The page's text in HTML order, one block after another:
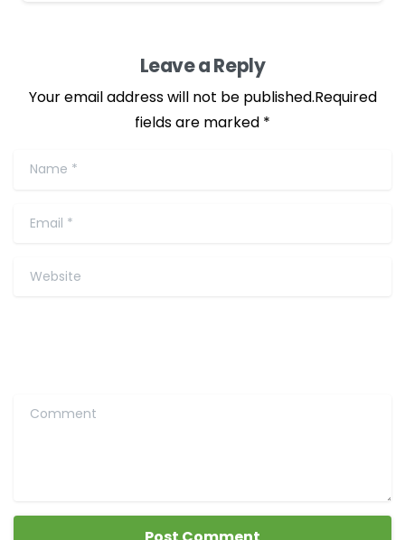
Leave a Reply
Your email address will not be published.Required
fields are marked *
Name*
Email
Website
Comment